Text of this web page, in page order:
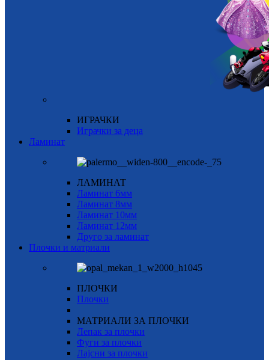
ИГРАЧКИ
Играчки за деца
Ламинат
ЛАМИНАТ
Ламинат 6мм
Ламинат 8мм
Ламинат 10мм
Ламинат 12мм
Друго за ламинат
Плочки и матриали
ПЛОЧКИ
Плочки
МАТРИАЛИ ЗА ПЛОЧКИ
Лепак за плочки
Фуги за плочки
Лајсни за плочки